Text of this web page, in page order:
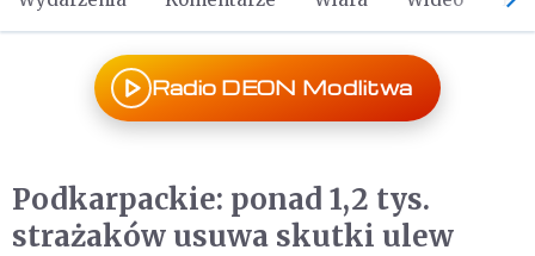
Radio DEON Modlitwa
Podkarpackie: ponad 1,2 tys.
strażaków usuwa skutki ulew